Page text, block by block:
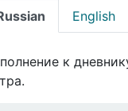
English
к